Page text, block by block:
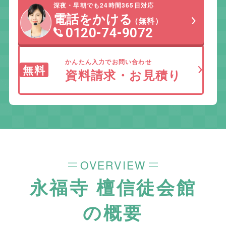
深夜・早朝でも24時間365日対応
電話をかける（無料）
0120-74-9072
無料
かんたん入力でお問い合わせ
資料請求・お見積り
OVERVIEW
永福寺 檀信徒会館
の概要